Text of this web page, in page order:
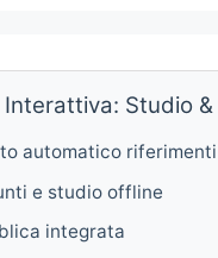
Interattiva: Studio
automatico riferimenti
e studio offline
integrata